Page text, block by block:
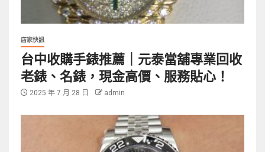
店家快訊
台中收購手錶推薦｜元泰當舖專業回收
老錶、名錶，現金高價、服務貼心！
2025 年 7 月 28 日 admin